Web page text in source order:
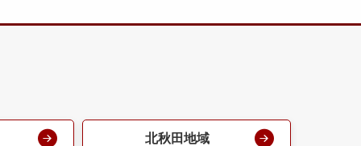
北秋田地域